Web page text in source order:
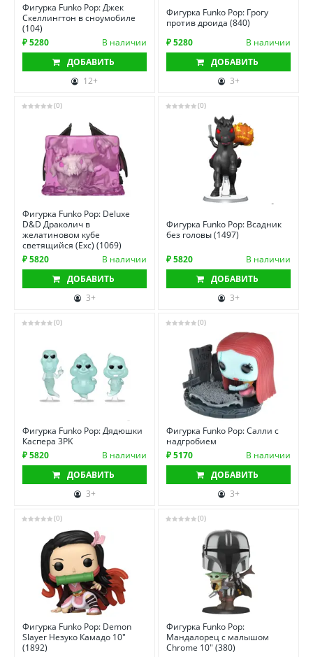
Фигурка Funko Pop: Джек
Скеллингтон в сноумобиле
(104)
₽ 5280
В наличии
ДОБАВИТЬ
12+
Фигурка Funko Pop: Грогу
против дроида (840)
₽ 5280
В наличии
ДОБАВИТЬ
3+
(0)
Фигурка Funko Pop: Deluxe
D&D Драколич в
желатиновом кубе
светящийся (Exc) (1069)
₽ 5820
В наличии
ДОБАВИТЬ
3+
(0)
Фигурка Funko Pop: Всадник
без головы (1497)
₽ 5820
В наличии
ДОБАВИТЬ
3+
(0)
Фигурка Funko Pop: Дядюшки
Каспера 3PK
₽ 5820
В наличии
ДОБАВИТЬ
3+
(0)
Фигурка Funko Pop: Салли с
надгробием
₽ 5170
В наличии
ДОБАВИТЬ
3+
(0)
Фигурка Funko Pop: Demon
Slayer Незуко Камадо 10"
(1892)
(0)
Фигурка Funko Pop:
Мандалорец с малышом
Chrome 10" (380)